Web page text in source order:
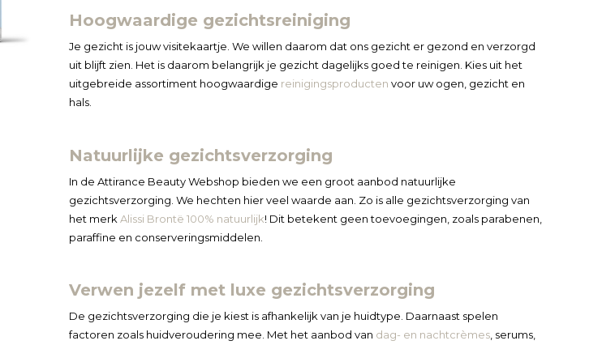
Hoogwaardige gezichtsreiniging
Je gezicht is jouw visitekaartje. We willen daarom dat ons gezicht er gezond en verzorgd
uit blijft zien. Het is daarom belangrijk je gezicht dagelijks goed te reinigen. Kies uit het
uitgebreide assortiment hoogwaardige reinigingsproducten voor uw ogen, gezicht en
hals.
Natuurlijke gezichtsverzorging
In de Attirance Beauty Webshop bieden we een groot aanbod natuurlijke
gezichtsverzorging. We hechten hier veel waarde aan. Zo is alle gezichtsverzorging van
het merk Alissi Brontë 100% natuurlijk! Dit betekent geen toevoegingen, zoals parabenen,
paraffine en conserveringsmiddelen.
Verwen jezelf met luxe gezichtsverzorging
De gezichtsverzorging die je kiest is afhankelijk van je huidtype. Daarnaast spelen
factoren zoals huidveroudering mee. Met het aanbod van dag- en nachtcrèmes, serums,